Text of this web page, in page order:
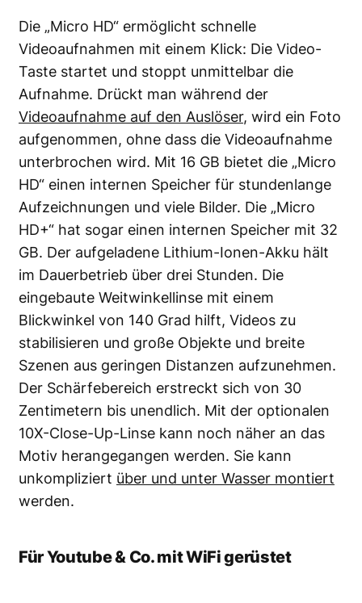
Die „Micro HD“ ermöglicht schnelle
Videoaufnahmen mit einem Klick: Die Video-
Taste startet und stoppt unmittelbar die
Aufnahme. Drückt man während der
Videoaufnahme auf den Auslöser, wird ein Foto
aufgenommen, ohne dass die Videoaufnahme
unterbrochen wird. Mit 16 GB bietet die „Micro
HD“ einen internen Speicher für stundenlange
Aufzeichnungen und viele Bilder. Die „Micro
HD+“ hat sogar einen internen Speicher mit 32
GB. Der aufgeladene Lithium-Ionen-Akku hält
im Dauerbetrieb über drei Stunden. Die
eingebaute Weitwinkellinse mit einem
Blickwinkel von 140 Grad hilft, Videos zu
stabilisieren und große Objekte und breite
Szenen aus geringen Distanzen aufzunehmen.
Der Schärfebereich erstreckt sich von 30
Zentimetern bis unendlich. Mit der optionalen
10X-Close-Up-Linse kann noch näher an das
Motiv herangegangen werden. Sie kann
unkompliziert über und unter Wasser montiert
werden.
Für Youtube & Co. mit WiFi gerüstet